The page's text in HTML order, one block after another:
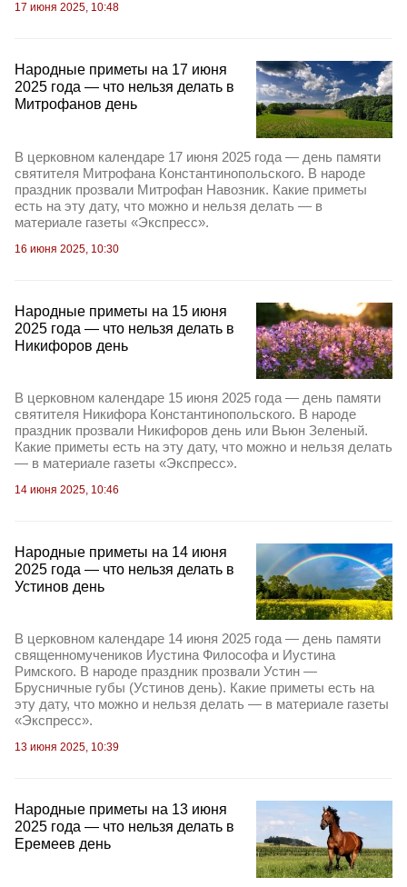
17 июня 2025, 10:48
Народные приметы на 17 июня
2025 года — что нельзя делать в
Митрофанов день
В церковном календаре 17 июня 2025 года — день памяти
святителя Митрофана Константинопольского. В народе
праздник прозвали Митрофан Навозник. Какие приметы
есть на эту дату, что можно и нельзя делать — в
материале газеты «Экспресс».
16 июня 2025, 10:30
Народные приметы на 15 июня
2025 года — что нельзя делать в
Никифоров день
В церковном календаре 15 июня 2025 года — день памяти
святителя Никифора Константинопольского. В народе
праздник прозвали Никифоров день или Вьюн Зеленый.
Какие приметы есть на эту дату, что можно и нельзя делать
— в материале газеты «Экспресс».
14 июня 2025, 10:46
Народные приметы на 14 июня
2025 года — что нельзя делать в
Устинов день
В церковном календаре 14 июня 2025 года — день памяти
священномучеников Иустина Философа и Иустина
Римского. В народе праздник прозвали Устин —
Брусничные губы (Устинов день). Какие приметы есть на
эту дату, что можно и нельзя делать — в материале газеты
«Экспресс».
13 июня 2025, 10:39
Народные приметы на 13 июня
2025 года — что нельзя делать в
Еремеев день